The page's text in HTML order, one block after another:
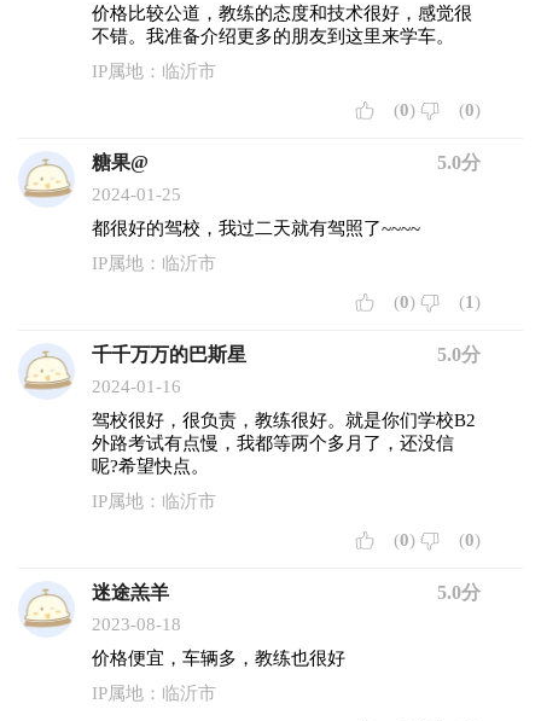
价格比较公道，教练的态度和技术很好，感觉很
不错。我准备介绍更多的朋友到这里来学车。
IP属地：临沂市
(0) (0)
糖果@ 5.0分
2024-01-25
都很好的驾校，我过二天就有驾照了~~~~
IP属地：临沂市
(0) (1)
千千万万的巴斯星 5.0分
2024-01-16
驾校很好，很负责，教练很好。就是你们学校B2
外路考试有点慢，我都等两个多月了，还没信
呢?希望快点。
IP属地：临沂市
(0) (0)
迷途羔羊 5.0分
2023-08-18
价格便宜，车辆多，教练也很好
IP属地：临沂市